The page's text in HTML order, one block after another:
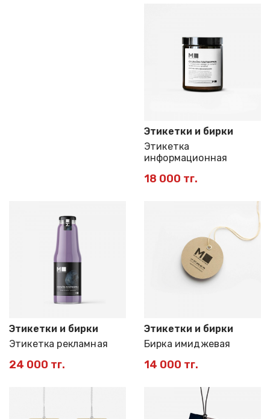
Этикетки и бирки
Этикетка
информационная
18 000 тг.
Этикетки и бирки
Этикетка рекламная
24 000 тг.
Этикетки и бирки
Бирка имиджевая
14 000 тг.